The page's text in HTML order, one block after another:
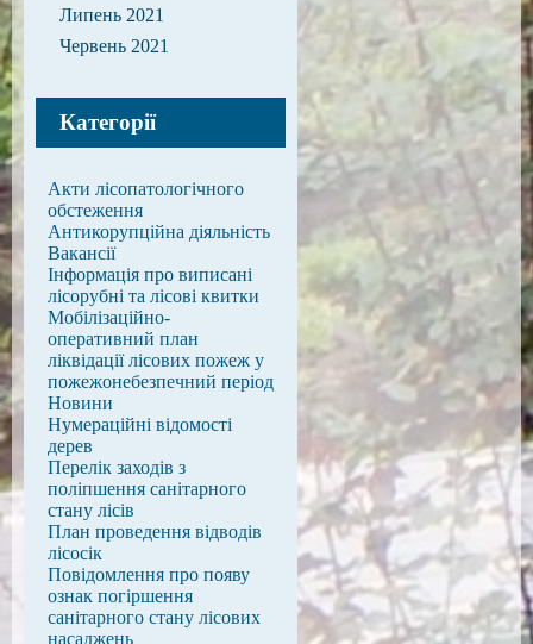
Липень 2021
Червень 2021
Категорії
Акти лісопатологічного
обстеження
Антикорупційна діяльність
Вакансії
Інформація про виписані
лісорубні та лісові квитки
Мобілізаційно-
оперативний план
ліквідації лісових пожеж у
пожежонебезпечний період
Новини
Нумераційні відомості
дерев
Перелік заходів з
поліпшення санітарного
стану лісів
План проведення відводів
лісосік
Повідомлення про появу
ознак погіршення
санітарного стану лісових
насаджень